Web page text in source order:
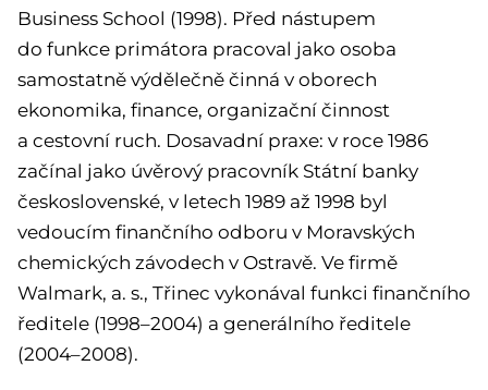
Business School (1998). Před nástupem
do funkce primátora pracoval jako osoba
samostatně výdělečně činná v oborech
ekonomika, finance, organizační činnost
a cestovní ruch. Dosavadní praxe: v roce 1986
začínal jako úvěrový pracovník Státní banky
československé, v letech 1989 až 1998 byl
vedoucím finančního odboru v Moravských
chemických závodech v Ostravě. Ve firmě
Walmark, a. s., Třinec vykonával funkci finančního
ředitele (1998–2004) a generálního ředitele
(2004–2008).